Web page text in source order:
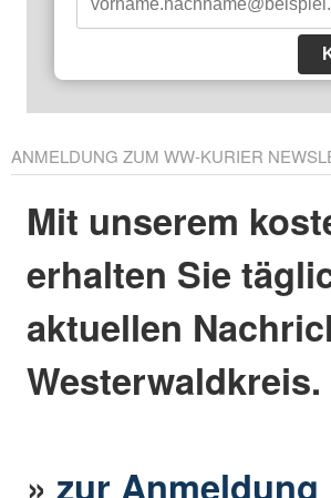
ANMELDUNG ZUM WW-KURIER
Mit unserem
erhalten Sie
aktuellen
Westerwaldkreis.
»zur Anmeldung